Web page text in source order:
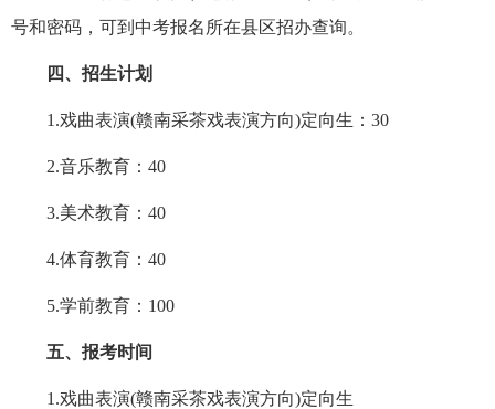
号和密码，可到中考报名所在县区招办查询。
四、招生计划
1.戏曲表演(赣南采茶戏表演方向)定向生：30
2.音乐教育：40
3.美术教育：40
4.体育教育：40
5.学前教育：100
五、 报考时间
1.戏曲表演(赣南采茶戏表演方向)定向生